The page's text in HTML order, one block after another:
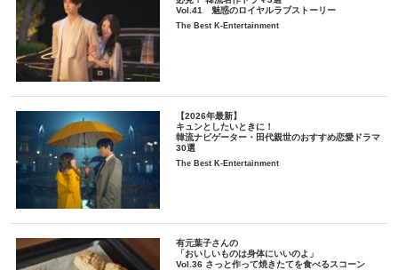
Vol.41 魅惑のロイヤルラブストーリー
The Best K-Entertainment
【2026年最新】
キュンとしたいときに！
韓流ナビゲーター・田代親世のおすすめ恋愛ドラマ
30選
The Best K-Entertainment
有元葉子さんの
「おいしいものは身体にいいのよ」
Vol.36 さっと作って焼きたてを食べるスコーン